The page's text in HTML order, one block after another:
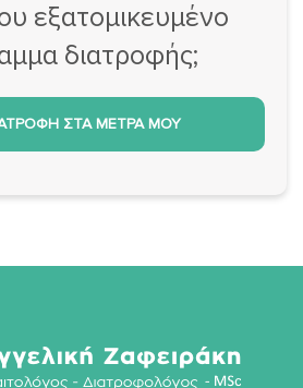
εξατομικευμένο
διατροφής;
ΣΤΑ ΜΕΤΡΑ ΜΟΥ